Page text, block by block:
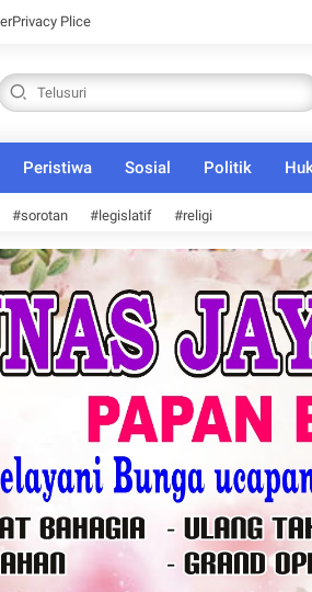
Privacy Plice
Peristiwa Sosial Politik
#sorotan #legislatif #religi